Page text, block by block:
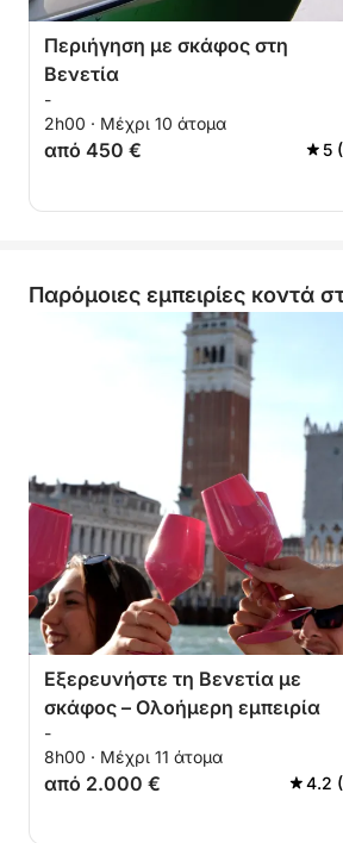
Περιήγηση με σκάφος στη
Βενετία
-
2h00 · Μέχρι 10 άτομα
από 450 € 5
Παρόμοιες εμπειρίες κοντά
Εξερευνήστε τη Βενετία με
σκάφος – Ολοήμερη εμπειρία
-
8h00 · Μέχρι 11 άτομα
από 2.000 € 4.2